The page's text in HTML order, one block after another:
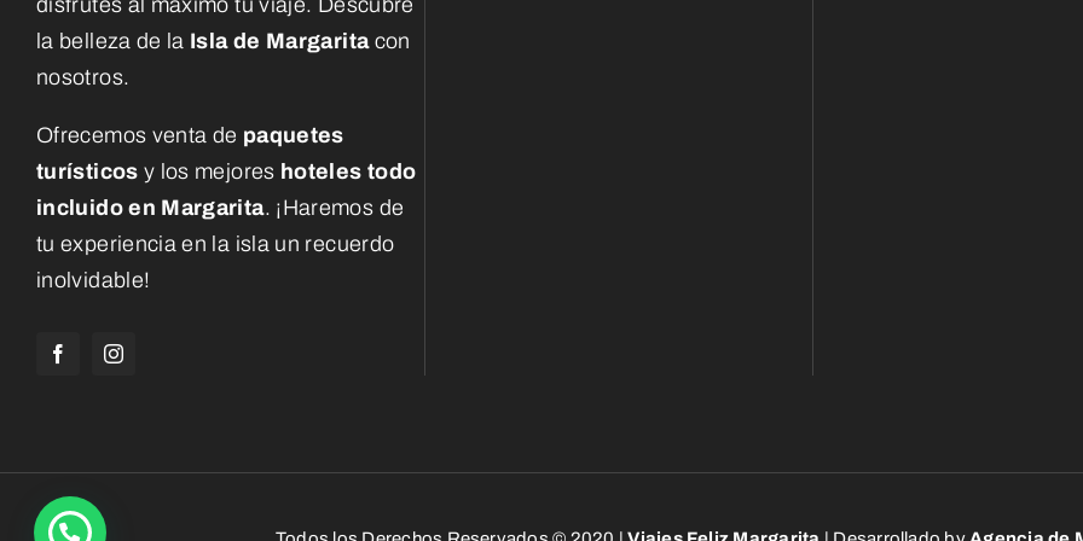
disfrutes al máximo tu viaje. Descubre
la belleza de la Isla de Margaritacon
nosotros.
Ofrecemos venta de paquetes
turísticos y los mejores hoteles todo
incluido en Margarita. ¡Haremos de
tu experiencia en la isla un recuerdo
inolvidable!